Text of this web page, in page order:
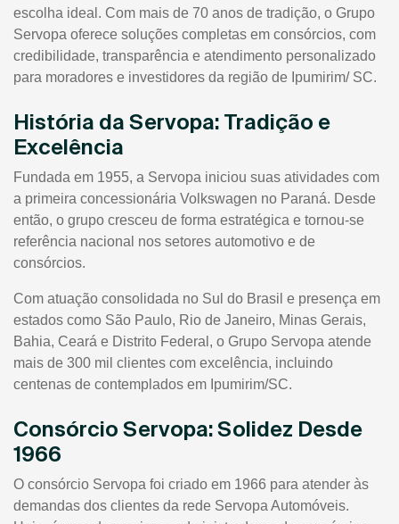
escolha ideal. Com mais de 70 anos de tradição, o Grupo
Servopa oferece soluções completas em consórcios, com
credibilidade, transparência e atendimento personalizado
para moradores e investidores da região de Ipumirim/ SC.
História da Servopa: Tradição e
Excelência
Fundada em 1955, a Servopa iniciou suas atividades com
a primeira concessionária Volkswagen no Paraná. Desde
então, o grupo cresceu de forma estratégica e tornou-se
referência nacional nos setores automotivo e de
consórcios.
Com atuação consolidada no Sul do Brasil e presença em
estados como São Paulo, Rio de Janeiro, Minas Gerais,
Bahia, Ceará e Distrito Federal, o Grupo Servopa atende
mais de 300 mil clientes com excelência, incluindo
centenas de contemplados em Ipumirim/SC.
Consórcio Servopa: Solidez Desde
1966
O consórcio Servopa foi criado em 1966 para atender às
demandas dos clientes da rede Servopa Automóveis.